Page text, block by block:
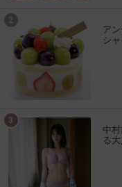
ア
シ
中
る